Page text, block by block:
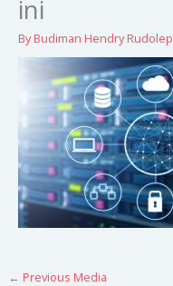
ini
ByBudiman Hendry Rudolep
← Previous Media